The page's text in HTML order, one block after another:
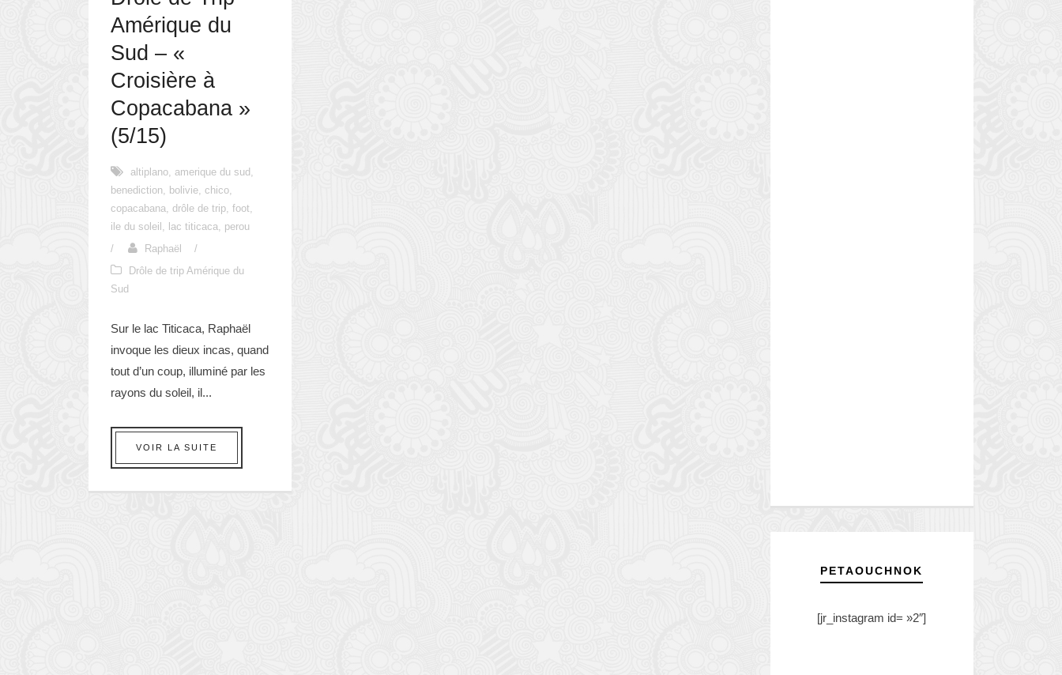
Amérique du
Sud – «
Croisière à
Copacabana »
(5/15)
altiplano amerique du sud
benediction
bolivie chico
copacabana drôle de trip foot
ile du soleil
lac titicaca
perou
/
Raphaël
/
Drôle de trip Amérique du
Sud
Sur le lac Titicaca, Raphaël
invoque les dieux incas, quand
tout d’un coup, illuminé par les
rayons du soleil, il...
VOIR LA SUITE
PETAOUCHNOK
[jr_instagram id= »2″]